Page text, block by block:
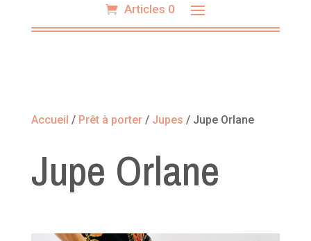
Articles 0
Accueil / Prêt à porter/ Jupes / Jupe Orlane
Jupe Orlane